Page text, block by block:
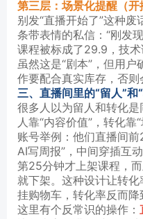
第三层：场景化提醒（开
别发“直播开始了”这种
条带表情的私信：“刚发
课程被标成了29.9，技术
虽然这是“剧本”，但用
作要配合真实库存，否则
三、直播间里的“留人”和
很多人以为留人和转化
人靠“内容价值”，转化
账号举例：他们直播间
AI写周报”，中间穿插互
第25分钟才上架课程，
就下架。这种设计让转
挂购物车，转化率反而降
这里有个反常识的操作：